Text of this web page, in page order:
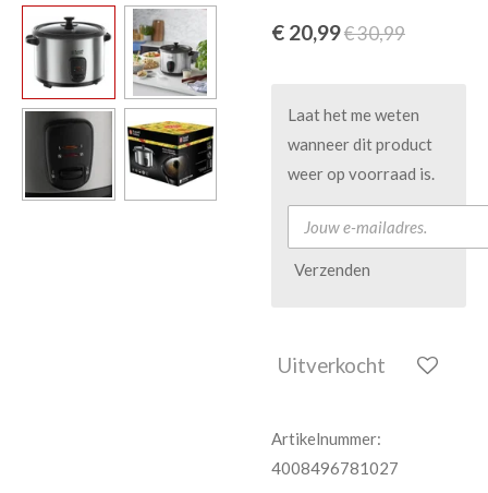
€ 20,99€ 30,99
Laat het me weten
wanneer dit product
weer op voorraad is.
Verzenden
Uitverkocht
Artikelnummer:
4008496781027